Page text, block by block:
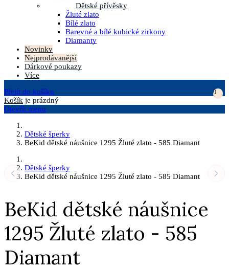
Dětské přívěsky
Žluté zlato
Bílé zlato
Barevné a bílé kubické zirkony
Diamanty
Novinky
Nejprodávanější
Dárkové poukazy
Více
Přejít do košíku
0
Košík je prázdný
Otevřít menu
Dětské šperky
BeKid dětské náušnice 1295 Žluté zlato - 585 Diamant
Dětské šperky
BeKid dětské náušnice 1295 Žluté zlato - 585 Diamant
BeKid dětské náušnice
1295 Žluté zlato - 585
Diamant